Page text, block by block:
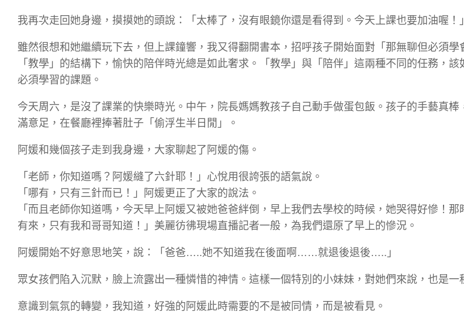
我再次走回她身邊，摸摸她的頭說：「太棒了，沒有眼鏡你還是看得到。今天上課也要加油喔！」
雖然很想和她繼續玩下去，但上課鐘響，我又得翻開書本，招呼孩子開始面對「那無聊但必須學
「教學」的結構下，愉快的陪伴時光總是如此奢求。「教學」與「陪伴」這兩種不同的任務，
必須學習的課題。
今天周六，是沒了課業的快樂時光。中午，院長媽媽教孩子自己動手做蛋包飯。孩子的手藝真棒
滿意足，在餐廳裡捧著肚子「偷浮生半日閒」。
阿媛和幾個孩子走到我身邊，大家聊起了阿媛的傷。
「老師，你知道嗎？阿媛縫了六針耶！」心悅用很誇張的語氣說。
「哪有，只有三針而已！」阿媛更正了大家的說法。
「而且老師你知道嗎，今天早上阿媛又被她爸爸絆倒，早上我們去學校的時候，她哭得好慘！那
有來，只有我和哥哥知道！」美麗彷彿現場直播記者一般，為我們還原了早上的慘況。
阿媛開始不好意思地笑，說：「爸爸…..她不知道我在後面啊……就退後退後…..」
眾女孩們陷入沉默，臉上流露出一種憐惜的神情。這樣一個特別的小妹妹，對她們來說，也是一
意識到氣氛的轉變，我知道，好強的阿媛此時需要的不是被同情，而是被看見。